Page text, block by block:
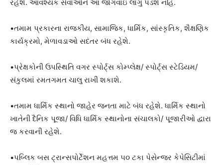
રહેશે. આવશ્યક સેવાઓને આ જોગવાઇ લાગુ પડશે નહિ.
•તમામ પ્રકારના રાજકીય, સામાજિક, ધાર્મિક, સાંસ્કૃતિક, શૈક્ષણિક
કાર્યક્રમો, મેળાવડાઓ સદંતર બંધ રહેશે.
•પ્રેક્ષકોની ઉપસ્થિતિ વગર સ્પોર્ટ્સ કોમ્પ્લેક્ષ/ સ્પોર્ટ્સ સ્ટેડિયમ/
સંકુલમાં રમતગમત ચાલુ રાખી શકાશે.
•તમામ ધાર્મિક સ્થાનો જાહેર જનતા માટે બંધ રહેશે. ધાર્મિક સ્થાનો
ખાતેની દૈનિક પૂજા/ વિધિ ધાર્મિક સ્થાનોના સંચાલકો/ પૂજારીઓ દ્વારા
જ કરવાની રહેશે.
•પબ્લિક બસ ટ્રાન્સપોર્ટેશન મહત્તમ ૫૦ ટકા પેસેન્જર કેપેસિટીમાં